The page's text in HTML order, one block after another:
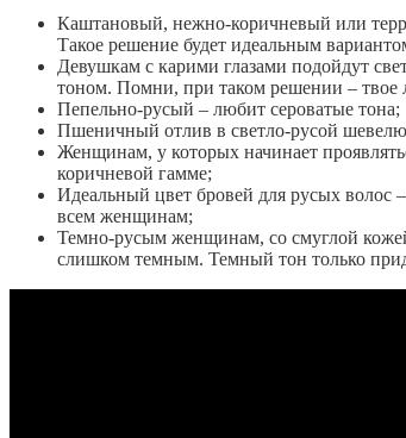
Каштановый, нежно-коричневый или
Такое решение будет идеальным
Девушкам с карими глазами подойдут
тоном. Помни, при таком решении – твое
Пепельно-русый – любит сероватые тона;
Пшеничный отлив в светло-русой
Женщинам, у которых начинает
коричневой гамме;
Идеальный цвет бровей для русых волос
всем женщинам;
Темно-русым женщинам, со смуглой
слишком темным. Темный тон только